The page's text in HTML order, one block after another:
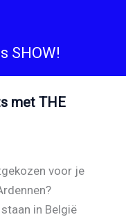
SHOW!
met THE
voor je
in België